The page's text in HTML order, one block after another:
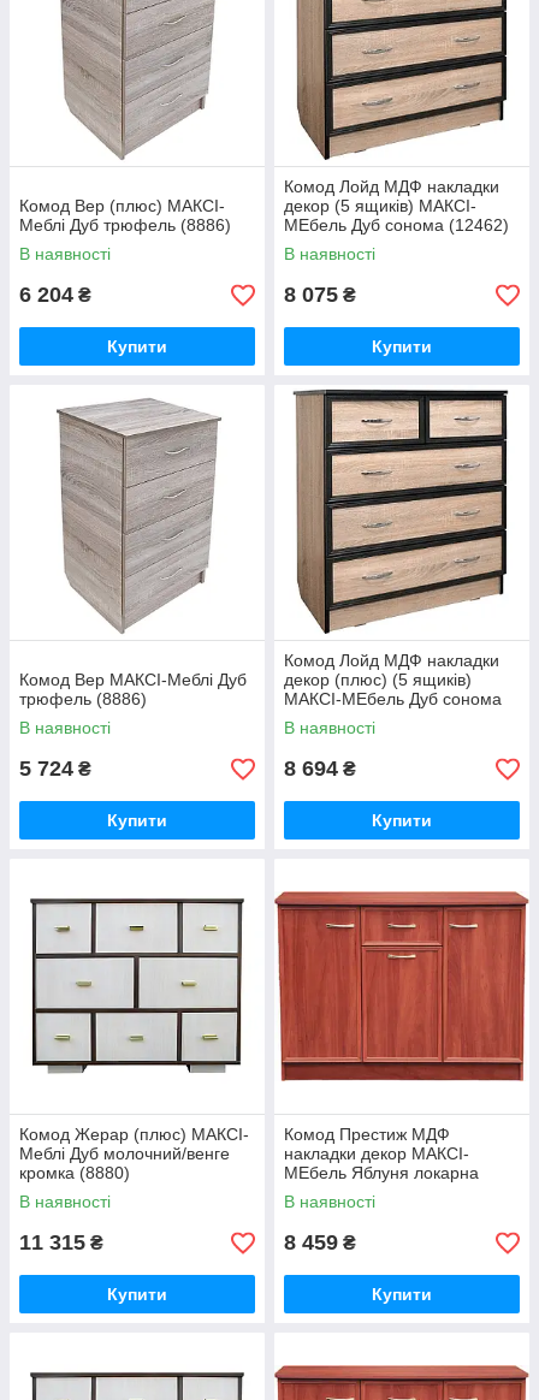
Комод Вер (плюс) МАКСІ-
Меблі Дуб трюфель (8886)
В наявності
6 204 ₴
Купити
Комод Лойд МДФ накладки
декор (5 ящиків) МАКСІ-
МЕбель Дуб сонома (12462)
В наявності
8 075 ₴
Купити
Комод Вер МАКСІ-Меблі Дуб
трюфель (8886)
В наявності
5 724 ₴
Купити
Комод Лойд МДФ накладки
декор (плюс) (5 ящиків)
МАКСІ-МЕбель Дуб сонома
(12463)
В наявності
8 694 ₴
Купити
Комод Жерар (плюс) МАКСІ-
Меблі Дуб молочний/венге
кромка (8880)
В наявності
11 315 ₴
Купити
Комод Престиж МДФ
накладки декор МАКСІ-
МЕбель Яблуня локарна
(12464)
В наявності
8 459 ₴
Купити